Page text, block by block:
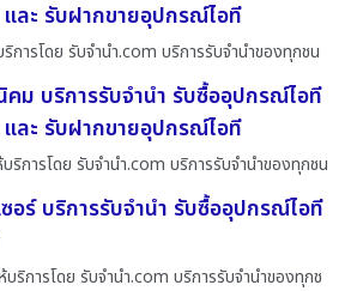
ละ รับฝากขายอุปกรณ์ไอที
การโดย รับจํานํา.com บริการรับจำนำของทุกชน
ม บริการรับจำนำ รับซื้ออุปกรณ์ไอที
ละ รับฝากขายอุปกรณ์ไอที
ริการโดย รับจํานํา.com บริการรับจำนำของทุกชน
อร์ บริการรับจำนำ รับซื้ออุปกรณ์ไอที
บริการโดย รับจํานํา.com บริการรับจำนำของทุกช